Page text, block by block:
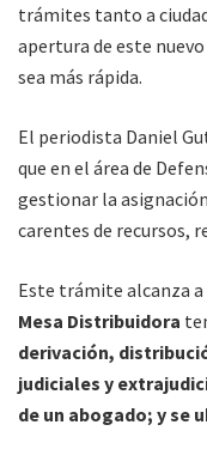
trámites tanto a
apertura de este
sea más rápida.
El periodista Daniel
que en el área de
gestionar la
carentes de recursos,
Este trámite alcanza
Mesa Distribuidora
derivación,
judiciales y
de un abogado; y se